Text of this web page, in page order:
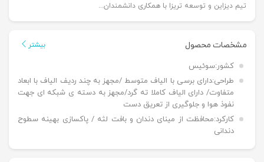
تیم دیزاین و توسعه تریزا با همکاری دانشمندان...
مشخصات محصول بیشتر
کشور:سوئیس
طراحی:دارای برسی با الیاف متوسط /مجهز به چند ردیف الیاف با ابعاد
متفاوت/ دارای الیاف کاملا ته گرد/مجهز به دسته ی شبکه ای جهت
نفوذ هوا و جلوگیری از تعریق دست
کارکرد:محافظت از مینای دندان و بافت لثه / پاکسازی بهینه سطوح
دندانی